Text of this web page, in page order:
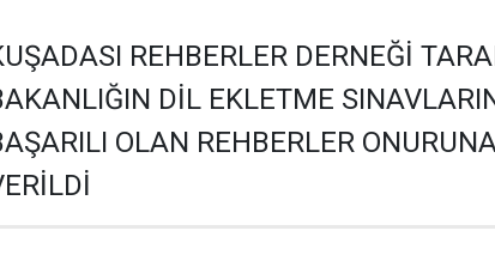
REHBERLER DERNEĞİ
DİL EKLETME
OLAN REHBERLER